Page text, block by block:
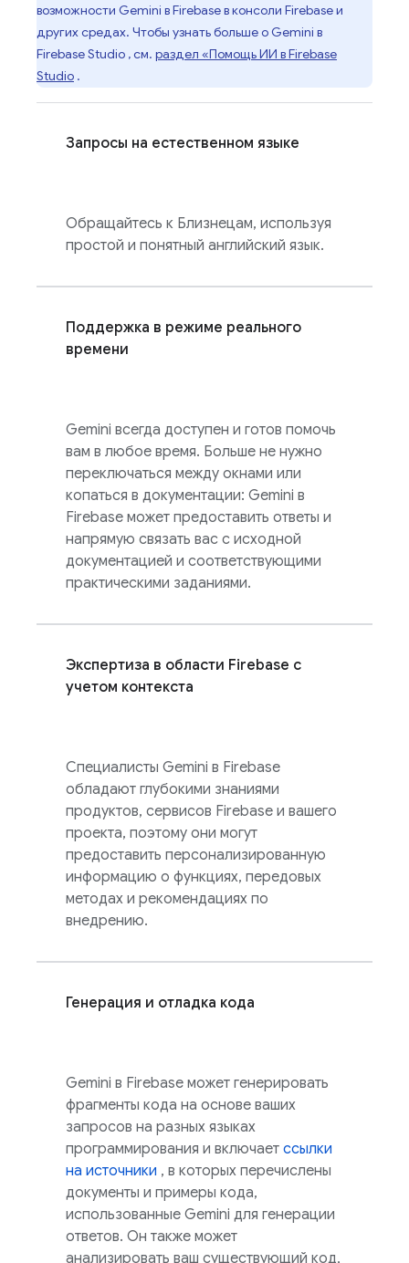
возможности Gemini вFirebaseв консоли Firebaseи
других средах. Чтобы узнать больше о Gemini в
Firebase Studio , см. раздел «Помощь ИИ вFirebase
Studio .
Запросы на естественном языке
Обращайтесь к Близнецам, используя
простой и понятный английский язык.
Поддержка в режиме реального
времени
Gemini всегда доступен и готов помочь
вам в любое время. Больше не нужно
переключаться между окнами или
копаться в документации: Gemini в
Firebase может предоставить ответы и
напрямую связать вас с исходной
документацией и соответствующими
практическими заданиями.
Экспертиза в области Firebase с
учетом контекста
Специалисты Gemini в Firebase
обладают глубокими знаниями
продуктов, сервисов Firebase и вашего
проекта, поэтому они могут
предоставить персонализированную
информацию о функциях, передовых
методах и рекомендациях по
внедрению.
Генерация и отладка кода
Gemini в Firebase может генерировать
фрагменты кода на основе ваших
запросов на разных языках
программирования и включает ссылки
на источники , в которых перечислены
документы и примеры кода,
использованные Gemini для генерации
ответов. Он также может
анализировать ваш существующий код,